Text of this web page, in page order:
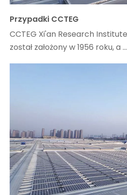
Przypadki CCTEG
CCTEG Xi'an Research
został założony w 1956 roku, a ...